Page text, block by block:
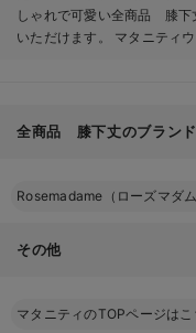
しゃれで可愛い全商品 膝下
いただけます。 マタニティ
全商品 膝下丈のブラン
Rosemadame（ローズマダム
その他
マタニティのTOPページはこ